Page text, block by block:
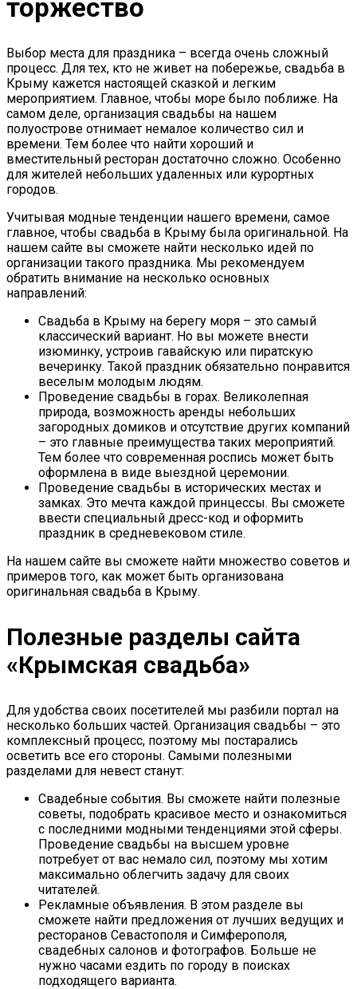
торжество
Выбор места для праздника – всегда очень сложный
процесс. Для тех, кто не живет на побережье, свадьба в
Крыму кажется настоящей сказкой и легким
мероприятием. Главное, чтобы море было поближе. На
самом деле, организация свадьбы на нашем
полуострове отнимает немалое количество сил и
времени. Тем более что найти хороший и
вместительный ресторан достаточно сложно. Особенно
для жителей небольших удаленных или курортных
городов.
Учитывая модные тенденции нашего времени, самое
главное, чтобы свадьба в Крыму была оригинальной. На
нашем сайте вы сможете найти несколько идей по
организации такого праздника. Мы рекомендуем
обратить внимание на несколько основных
направлений:
Свадьба в Крыму на берегу моря – это самый
классический вариант. Но вы можете внести
изюминку, устроив гавайскую или пиратскую
вечеринку. Такой праздник обязательно понравится
веселым молодым людям.
Проведение свадьбы в горах. Великолепная
природа, возможность аренды небольших
загородных домиков и отсутствие других компаний
– это главные преимущества таких мероприятий.
Тем более что современная роспись может быть
оформлена в виде выездной церемонии.
Проведение свадьбы в исторических местах и
замках. Это мечта каждой принцессы. Вы сможете
ввести специальный дресс-код и оформить
праздник в средневековом стиле.
На нашем сайте вы сможете найти множество советов и
примеров того, как может быть организована
оригинальная свадьба в Крыму.
Полезные разделы сайта
«Крымская свадьба»
Для удобства своих посетителей мы разбили портал на
несколько больших частей. Организация свадьбы – это
комплексный процесс, поэтому мы постарались
осветить все его стороны. Самыми полезными
разделами для невест станут:
Свадебные события. Вы сможете найти полезные
советы, подобрать красивое место и ознакомиться
с последними модными тенденциями этой сферы.
Проведение свадьбы на высшем уровне
потребует от вас немало сил, поэтому мы хотим
максимально облегчить задачу для своих
читателей.
Рекламные объявления. В этом разделе вы
сможете найти предложения от лучших ведущих и
ресторанов Севастополя и Симферополя,
свадебных салонов и фотографов. Больше не
нужно часами ездить по городу в поисках
подходящего варианта.